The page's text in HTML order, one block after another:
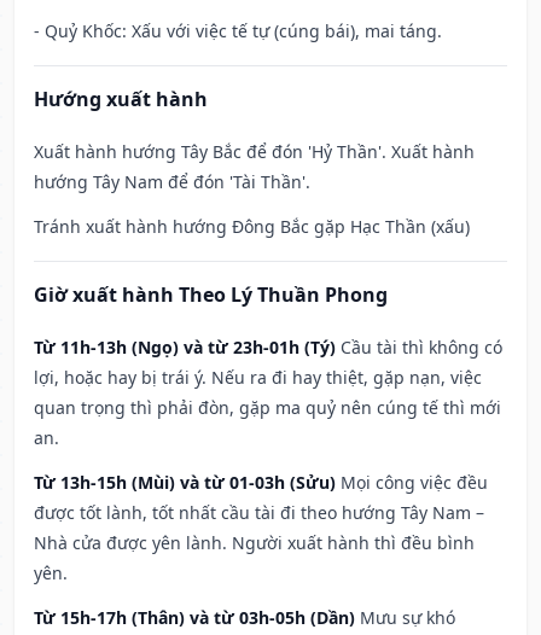
- Quỷ Khốc: Xấu với việc tế tự (cúng bái), mai táng.
Hướng xuất hành
Xuất hành hướng Tây Bắc để đón 'Hỷ Thần'. Xuất hành
hướng Tây Nam để đón 'Tài Thần'.
Tránh xuất hành hướng Đông Bắc gặp Hạc Thần (xấu)
Giờ xuất hành Theo Lý Thuần Phong
Từ 11h-13h (Ngọ) và từ 23h-01h (Tý) Cầu tài thì không có
lợi, hoặc hay bị trái ý. Nếu ra đi hay thiệt, gặp nạn, việc
quan trọng thì phải đòn, gặp ma quỷ nên cúng tế thì mới
an.
Từ 13h-15h (Mùi) và từ 01-03h (Sửu) Mọi công việc đều
được tốt lành, tốt nhất cầu tài đi theo hướng Tây Nam –
Nhà cửa được yên lành. Người xuất hành thì đều bình
yên.
Từ 15h-17h (Thân) và từ 03h-05h (Dần) Mưu sự khó